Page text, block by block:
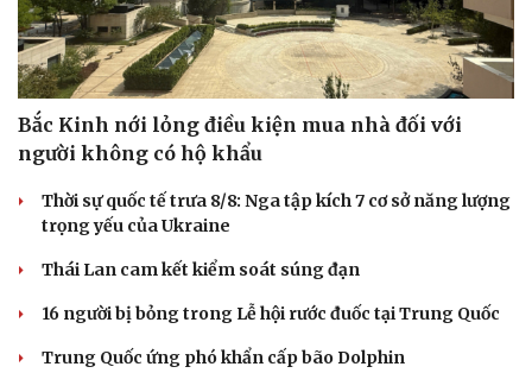
Du lịch
Tư vấn
Săn Tour
check-in
Podcast
Câu chuyện thời sự
Kể chuyện cho bé
Bắc Kinh nới lỏng điều kiện mua nhà đối với
người không có hộ khẩu
Thời sự quốc tế trưa 8/8: Nga tập kích 7 cơ sở năng lượng
trọng yếu của Ukraine
Thái Lan cam kết kiểm soát súng đạn
16 người bị bỏng trong Lễ hội rước đuốc tại Trung Quốc
Trung Quốc ứng phó khẩn cấp bão Dolphin